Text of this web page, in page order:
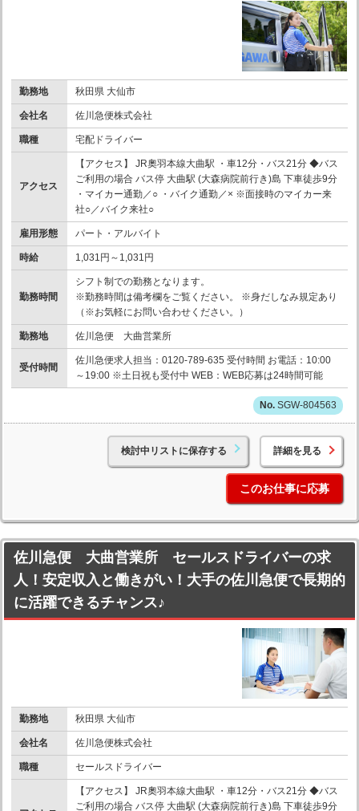
勤務地 秋田県 大仙市
会社名 佐川急便株式会社
職種 宅配ドライバー
アクセス
【アクセス】 JR奧羽本線大曲駅 ・車12分・バス21分 ◆バス
ご利用の場合 バス停 大曲駅 (大森病院前行き)島 下車徒歩9分
・マイカー通勤／○ ・バイク通勤／× ※面接時のマイカー来
社○／バイク来社○
雇用形態 パート・アルバイト
時給 1,031円～1,031円
勤務時間
シフト制での勤務となります。
※勤務時間は備考欄をご覧ください。 ※身だしなみ規定あり
（※お気軽にお問い合わせください。）
勤務地 佐川急便 大曲営業所
受付時間
佐川急便求人担当：0120-789-635 受付時間 お電話：10:00
～19:00 ※土日祝も受付中 WEB：WEB応募は24時間可能
SGW-804563
検討中リストに保存する 詳細を見る
このお仕事に応募
佐川急便 大曲営業所 セールスドライバーの求
人！安定収入と働きがい！大手の佐川急便で長期的
に活躍できるチャンス♪
勤務地 秋田県 大仙市
会社名 佐川急便株式会社
職種 セールスドライバー
【アクセス】 JR奧羽本線大曲駅 ・車12分・バス21分 ◆バス
ご利用の場合 バス停 大曲駅 (大森病院前行き)島 下車徒歩9分